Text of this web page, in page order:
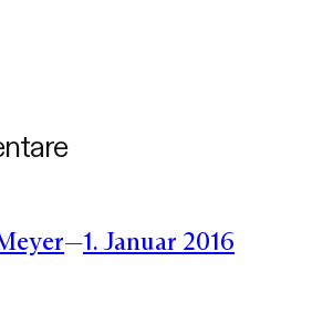
—1. Januar 2016